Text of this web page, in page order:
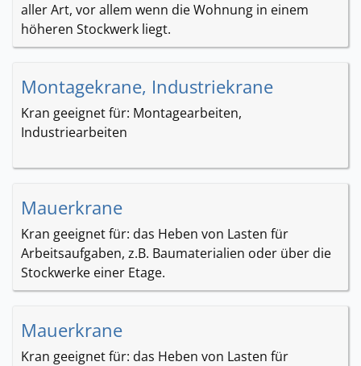
aller Art, vor allem wenn die Wohnung in einem
höheren Stockwerk liegt.
Montagekrane, Industriekrane
Kran geeignet für: Montagearbeiten,
Industriearbeiten
Mauerkrane
Kran geeignet für: das Heben von Lasten für
Arbeitsaufgaben, z.B. Baumaterialien oder über die
Stockwerke einer Etage.
Mauerkrane
Kran geeignet für: das Heben von Lasten für